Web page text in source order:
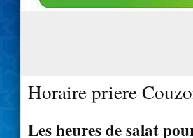
Horaire priere
Les heures de salat